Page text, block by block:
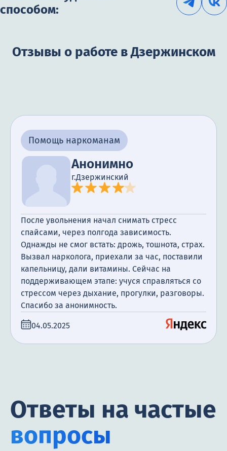
способом:
Отзывы о работе в Дзержинском
Помощь наркоманам
Анонимно
г.Дзержинский
После увольнения начал снимать стресс
спайсами, через полгода зависимость.
Однажды не смог встать: дрожь, тошнота, страх.
Вызвал нарколога, приехали за час, поставили
капельницу, дали витамины. Сейчас на
поддерживающем этапе: учуся справляться со
стрессом через дыхание, прогулки, разговоры.
Спасибо за анонимность.
04.05.2025
Ответы на частые
вопросы